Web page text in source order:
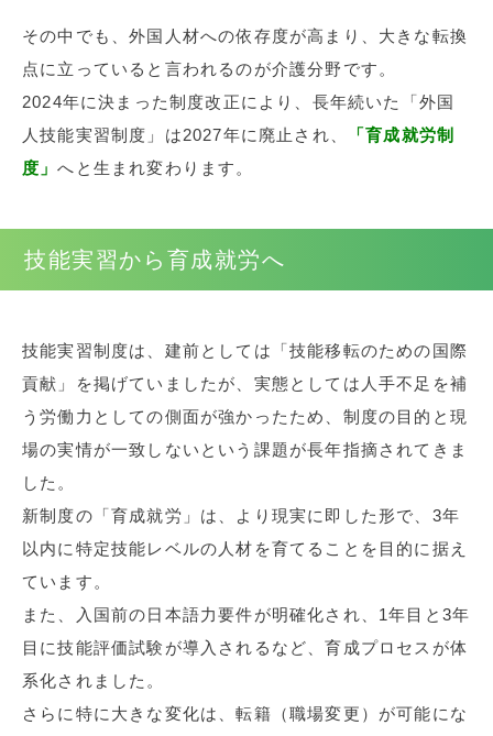
その中でも、外国人材への依存度が高まり、大きな転換
点に立っていると言われるのが介護分野です。
2024年に決まった制度改正により、長年続いた「外国
人技能実習制度」は2027年に廃止され、
「育成就労制
度」へと生まれ変わります。
技能実習から育成就労へ
技能実習制度は、建前としては「技能移転のための国際
貢献」を掲げていましたが、実態としては人手不足を補
う労働力としての側面が強かったため、制度の目的と現
場の実情が一致しないという課題が長年指摘されてきま
した。
新制度の「育成就労」は、より現実に即した形で、3年
以内に特定技能レベルの人材を育てることを目的に据え
ています。
また、入国前の日本語力要件が明確化され、1年目と3年
目に技能評価試験が導入されるなど、育成プロセスが体
系化されました。
さらに特に大きな変化は、転籍（職場変更）が可能にな